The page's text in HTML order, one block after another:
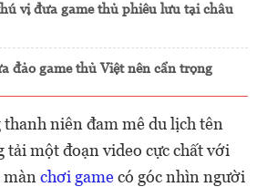
vị đưa game thủ phiêu lưu tại châu
đảo game thủ Việt nên cẩn trọng
niên đam mê du lịch tên
một đoạn video cực chất với
màn chơi gamecó góc nhìn người